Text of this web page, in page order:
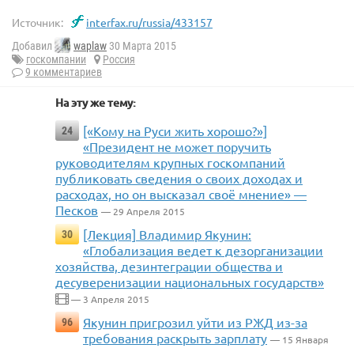
Источник: interfax.ru/russia/433157
Добавил waplaw 30 Марта 2015
госкомпании
Россия
9 комментариев
На эту же тему:
24
[«Кому на Руси жить хорошо?»]
«Президент не может поручить
руководителям крупных госкомпаний
публиковать сведения о своих доходах и
расходах, но он высказал своё мнение» —
Песков — 29 Апреля 2015
30
[Лекция] Владимир Якунин:
«Глобализация ведет к дезорганизации
хозяйства, дезинтеграции общества и
десуверенизации национальных государств»
— 3 Апреля 2015
96
Якунин пригрозил уйти из РЖД из-за
требования раскрыть зарплату — 15 Января